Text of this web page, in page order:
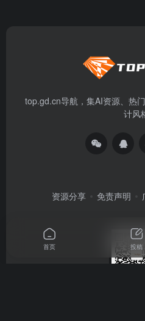
top.gd.cn导航，集AI资源、热
计风
资源分享 免责声明
首页 投稿